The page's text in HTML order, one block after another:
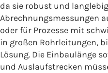
da sie robust und
Abrechnungsmessungen
oder für Prozesse mit
in großen Rohrleitungen,
Lösung. Die Einbaulänge
und Auslaufstrecken